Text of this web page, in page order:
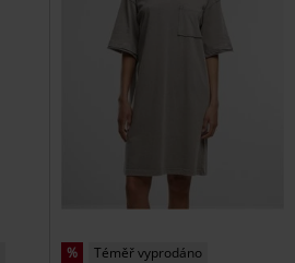
% Téměř vyprodáno